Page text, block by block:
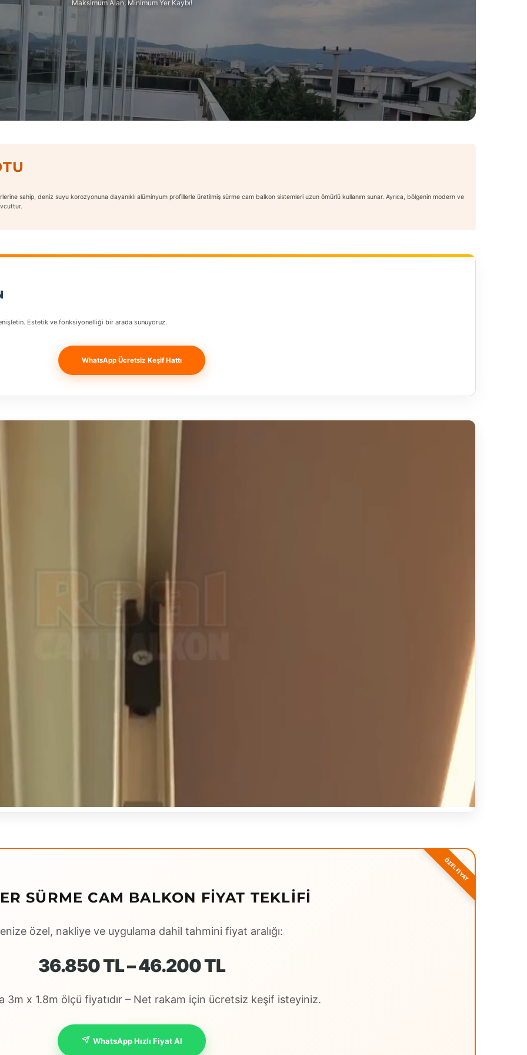
Maksimum Alan, Minimum Yer Kaybı!
sahip, deniz suyu korozyonuna dayanıklı alüminyum profillerle üretilmiş sürme cam balkon sistemleri uzun ömürlü kullanım sunar. Ayrıca, bölgenin modern ve
Estetik ve fonksiyonelliği bir arada sunuyoruz.
WhatsApp Ücretsiz Keşif Hattı
SÜRME CAM BALKON FIYAT TEKLIFI
özel, nakliye ve uygulama dahil tahmini fiyat aralığı:
36.850 TL – 46.200 TL
3m x 1.8m ölçü fiyatıdır – Net rakam için ücretsiz keşif isteyiniz.
WhatsApp Hızlı Fiyat Al